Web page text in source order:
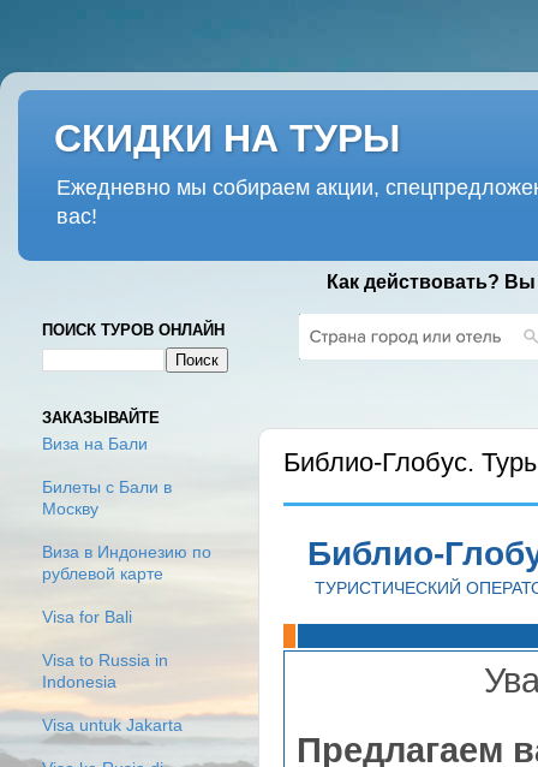
СКИДКИ НА ТУРЫ
Ежедневно мы собираем акции,
вас!
Как действовать?
Библио-Глобус.
Библио-
ТУРИСТИЧЕСКИЙ
Предлагаем
ПОИСК ТУРОВ ОНЛАЙН
ЗАКАЗЫВАЙТЕ
Виза на Бали
Билеты с Бали в
Москву
Виза в Индонезию по
рублевой карте
Visa for Bali
Visa to Russia in
Indonesia
Visa untuk Jakarta